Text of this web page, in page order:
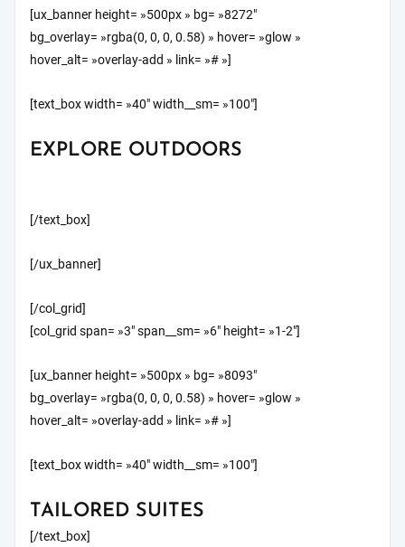
[ux_banner height= »500px » bg= »8272″
bg_overlay= »rgba(0, 0, 0, 0.58) » hover= »glow »
hover_alt= »overlay-add » link= »# »]
[text_box width= »40″ width__sm= »100″]
EXPLORE OUTDOORS
[/text_box]
[/ux_banner]
[/col_grid]
[col_grid span= »3″ span__sm= »6″ height= »1-2″]
[ux_banner height= »500px » bg= »8093″
bg_overlay= »rgba(0, 0, 0, 0.58) » hover= »glow »
hover_alt= »overlay-add » link= »# »]
[text_box width= »40″ width__sm= »100″]
TAILORED SUITES
[/text_box]